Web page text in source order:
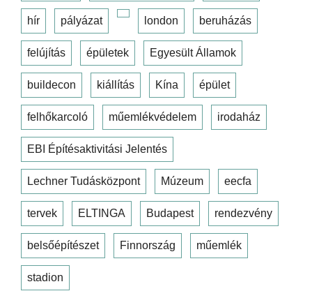
hír pályázat london beruházás
felújítás épületek Egyesült Államok
buildecon kiállítás Kína épület
felhőkarcoló műemlékvédelem irodaház
EBI Építésaktivitási Jelentés
Lechner Tudásközpont Múzeum eecfa
tervek ELTINGA Budapest rendezvény
belsőépítészet Finnország műemlék
stadion